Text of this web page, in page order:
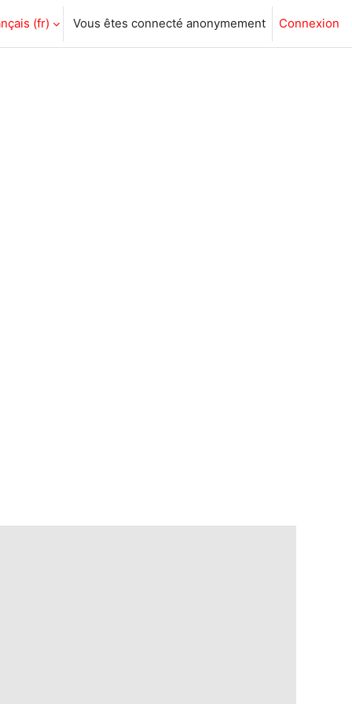
‎(fr)‎ Vous êtes connecté anonymement Connexion